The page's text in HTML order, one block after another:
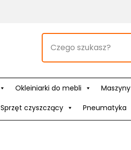
Okleiniarki do mebli
Sprzęt czyszczący Pneumatyka